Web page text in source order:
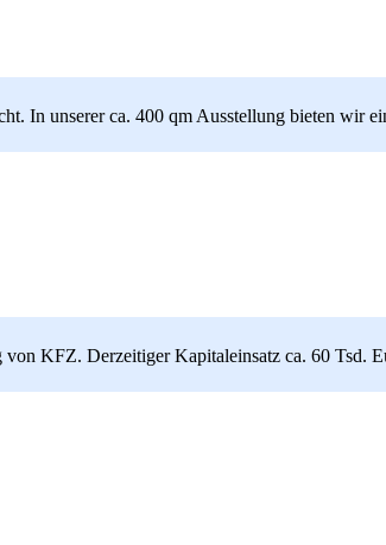
In unserer ca. 400 qm Ausstellung bieten wir
KFZ. Derzeitiger Kapitaleinsatz ca. 60 Tsd.